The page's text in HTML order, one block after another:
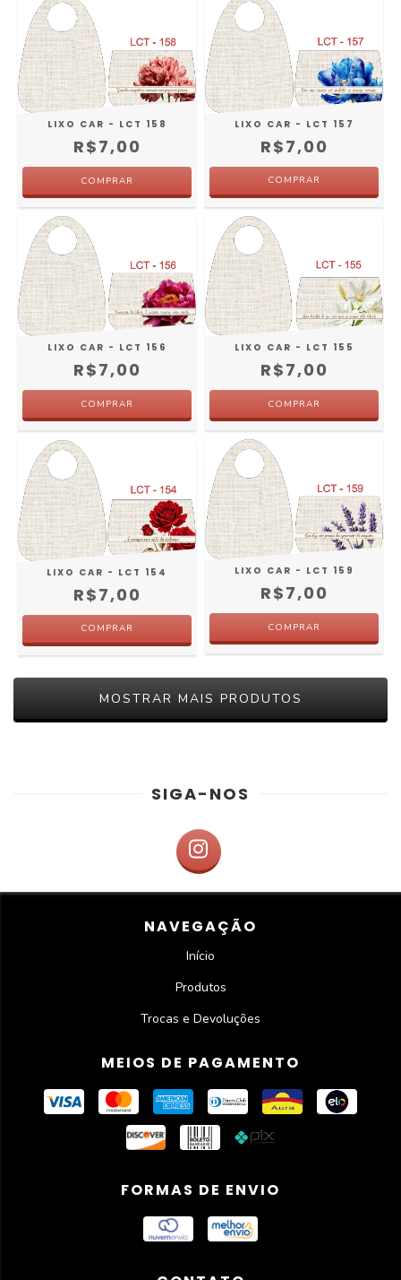
LIXO CAR - LCT 158
R$7,00
LIXO CAR - LCT 157
R$7,00
LIXO CAR - LCT 156
R$7,00
LIXO CAR - LCT 155
R$7,00
LIXO CAR - LCT 154
R$7,00
LIXO CAR - LCT 159
R$7,00
MOSTRAR MAIS PRODUTOS
SIGA-NOS
NAVEGAÇÃO
Início
Produtos
Trocas e Devoluções
MEIOS DE PAGAMENTO
FORMAS DE ENVIO